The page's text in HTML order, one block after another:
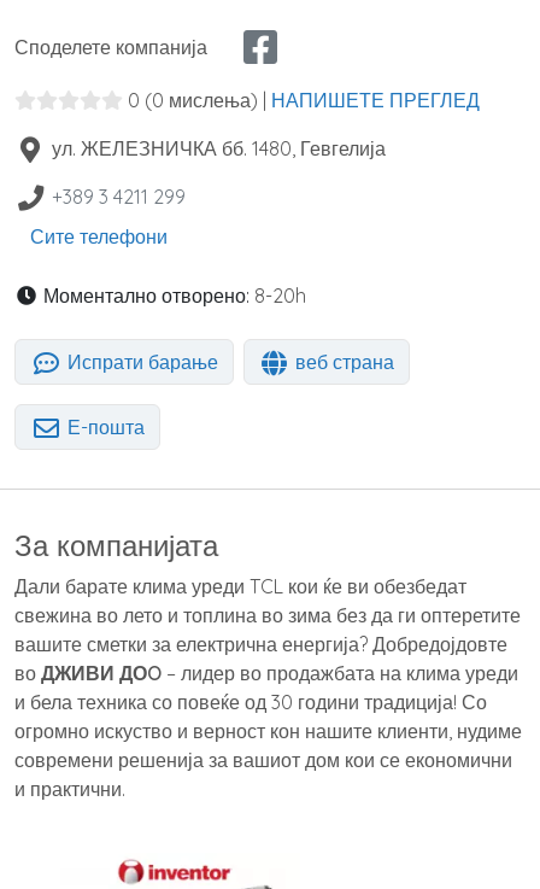
Споделете компанија
0 (0 мислења) | НАПИШЕТЕ ПРЕГЛЕД
ул. ЖЕЛЕЗНИЧКА бб. 1480 Гевгелија
+389 3 4211 299
Сите телефони
Моментално отворено: 8-20h
Испрати барање веб страна
Е-пошта
За компанијата
Дали барате клима уреди TCL кои ќе ви обезбедат
свежина во лето и топлина во зима без да ги оптеретите
вашите сметки за електрична енергија? Добредојдовте
во ДЖИВИ ДОO – лидер во продажбата на клима уреди
и бела техника со повеќе од 30 години традиција! Со
огромно искуство и верност кон нашите клиенти, нудиме
современи решенија за вашиот дом кои се економични
и практични.